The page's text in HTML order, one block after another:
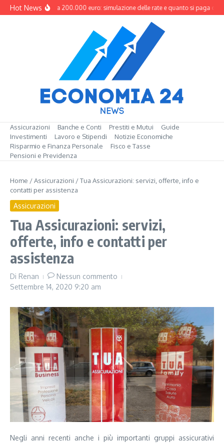
Salta al contenuto
Hot NewsMutuo da 200.000 euro: simulazione delle rate e quanto si paga
Assicurazioni Banche e Conti Prestiti e Mutui
Guide
Investimenti
Lavoro e Stipendi
Notizie Economiche
Risparmio e Finanza Personale
Fisco e Tasse
Pensioni e Previdenza
Home /Assicurazioni /Tua Assicurazioni: servizi, offerte, info e
contatti per assistenza
Assicurazioni
Tua Assicurazioni: servizi,
offerte, info e contatti per
assistenza
Di Renan
Nessun commento
Settembre 14, 2020 9:20 am
Negli anni recenti anche i più importanti gruppi assicurativi